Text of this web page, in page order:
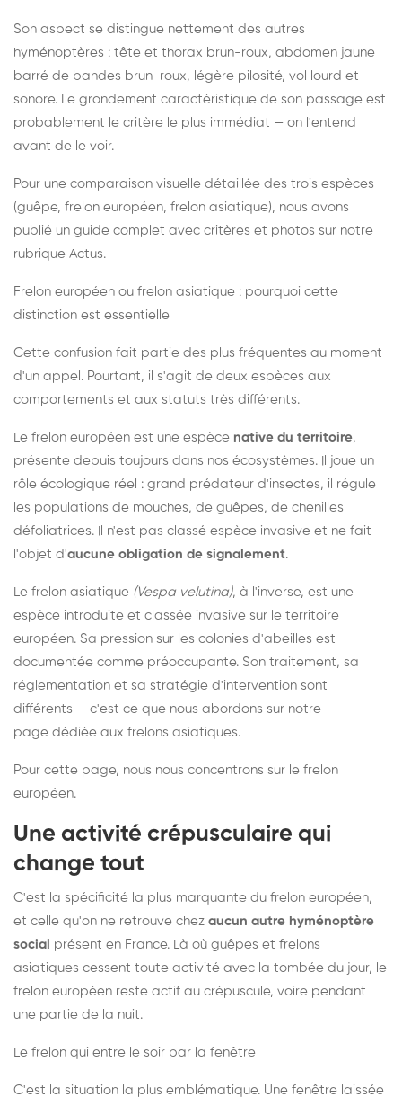
Son aspect se distingue nettement des autres
hyménoptères : tête et thorax brun-roux, abdomen jaune
barré de bandes brun-roux, légère pilosité, vol lourd et
sonore. Le grondement caractéristique de son passage est
probablement le critère le plus immédiat — on l'entend
avant de le voir.
Pour une comparaison visuelle détaillée des trois espèces
(guêpe, frelon européen, frelon asiatique), nous avons
publié un guide complet avec critères et photos sur notre
rubrique Actus.
Frelon européen ou frelon asiatique : pourquoi cette
distinction est essentielle
Cette confusion fait partie des plus fréquentes au moment
d'un appel. Pourtant, il s'agit de deux espèces aux
comportements et aux statuts très différents.
Le frelon européen est une espèce native du territoire,
présente depuis toujours dans nos écosystèmes. Il joue un
rôle écologique réel : grand prédateur d'insectes, il régule
les populations de mouches, de guêpes, de chenilles
défoliatrices. Il n'est pas classé espèce invasive et ne fait
l'objet d'aucune obligation de signalement.
Le frelon asiatique (Vespa velutina), à l'inverse, est une
espèce introduite et classée invasive sur le territoire
européen. Sa pression sur les colonies d'abeilles est
documentée comme préoccupante. Son traitement, sa
réglementation et sa stratégie d'intervention sont
différents — c'est ce que nous abordons sur notre
page dédiée aux frelons asiatiques.
Pour cette page, nous nous concentrons sur le frelon
européen.
Une activité crépusculaire qui
change tout
C'est la spécificité la plus marquante du frelon européen,
et celle qu'on ne retrouve chez aucun autre hyménoptère
social présent en France. Là où guêpes et frelons
asiatiques cessent toute activité avec la tombée du jour, le
frelon européen reste actif au crépuscule, voire pendant
une partie de la nuit.
Le frelon qui entre le soir par la fenêtre
C'est la situation la plus emblématique. Une fenêtre laissée